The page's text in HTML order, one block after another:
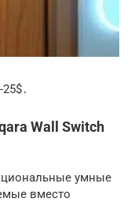
Wall Switch
умные
вместо